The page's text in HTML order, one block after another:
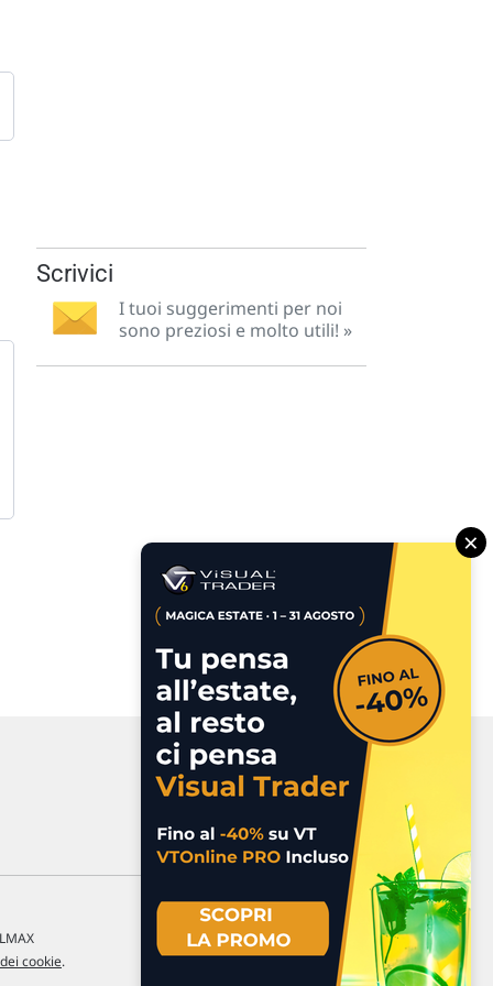
Scrivici
I tuoi suggerimenti per noi
sono preziosi e molto utili! »
cookie.
×